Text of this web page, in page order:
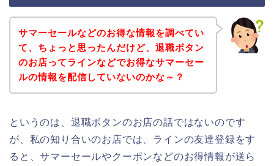
サマーセールなどのお得な情報を調べてい
て、ちょっと思ったんだけど、退職ボタン
のお店ってラインなどでお得なサマーセー
ルの情報を配信していないのかな～？
というのは、退職ボタンのお店の話ではないのです
が、私の知り合いのお店では、ラインの友達登録をす
ると、サマーセールやクーポンなどのお得情報が送ら